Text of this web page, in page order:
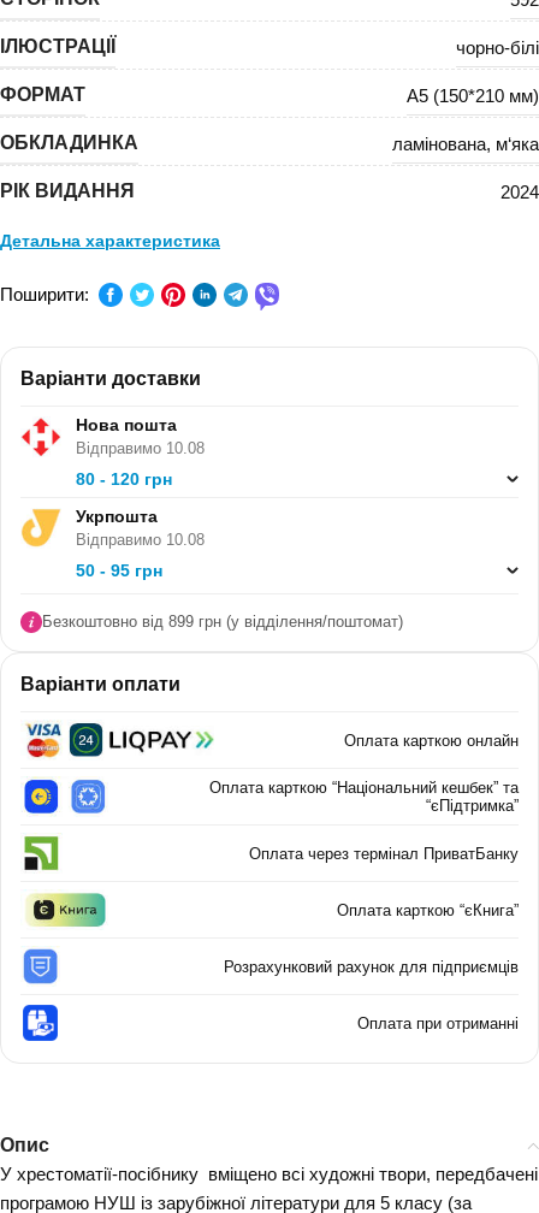
ІЛЮСТРАЦІЇ чорно-білі
ФОРМАТ А5 (150*210 мм)
ОБКЛАДИНКА ламінована, м‘яка
РІК ВИДАННЯ 2024
Детальна характеристика
ПРЕДМЕТ:
СЕРІЯ:
В ПАЧЦІ (ШТ):
Поширити:
Варіанти доставки
Нова пошта
Відправимо 10.08
80 - 120 грн
Укрпошта
Відправимо 10.08
50 - 95 грн
Безкоштовно від 899 грн (у відділення/поштомат)
Варіанти оплати
Оплата карткою онлайн
Оплата карткою “Національний кешбек” та
“єПідтримка”
Оплата через термінал ПриватБанку
Оплата карткою “єКнига”
Розрахунковий рахунок для підприємців
Оплата при отриманні
Опис
У хрестоматії-посібнику вміщено всі художні твори, передбачені
програмою НУШ із зарубіжної літератури для 5 класу (за